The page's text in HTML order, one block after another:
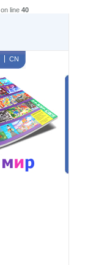
on line 40
CN